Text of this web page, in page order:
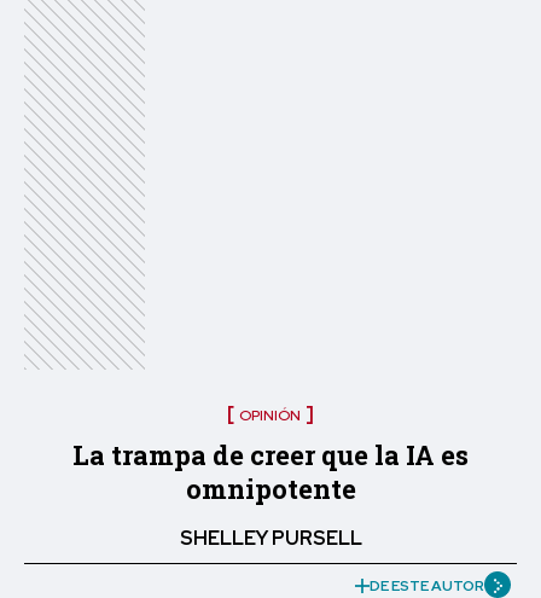
OPINIÓN
La trampa de creer que la IA es
omnipotente
SHELLEY PURSELL
DE ESTE AUTOR